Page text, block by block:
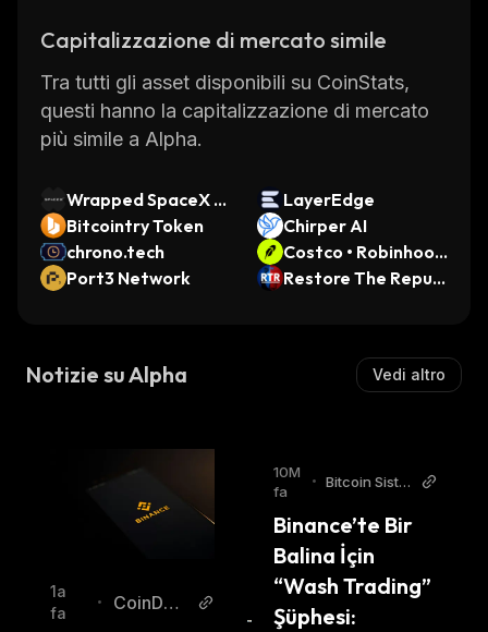
Capitalizzazione di mercato simile
Tra tutti gli asset disponibili su CoinStats,
questi hanno la capitalizzazione di mercato
più simile a Alpha.
Wrapped SpaceX x
Stock
LayerEdge
Bitcointry Token
Chirper AI
chrono.tech
Costco • Robinhood
Token
Port3 Network
Restore The Republ
Notizie su Alpha Vedi altro
1a
fa
•
CoinDes
10M
fa
• Bitcoin Siste
Binance’te Bir
Balina İçin
“Wash Trading”
Şüphesi: